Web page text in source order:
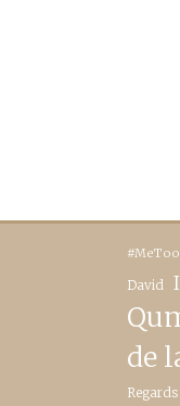
#MeToo
David
de